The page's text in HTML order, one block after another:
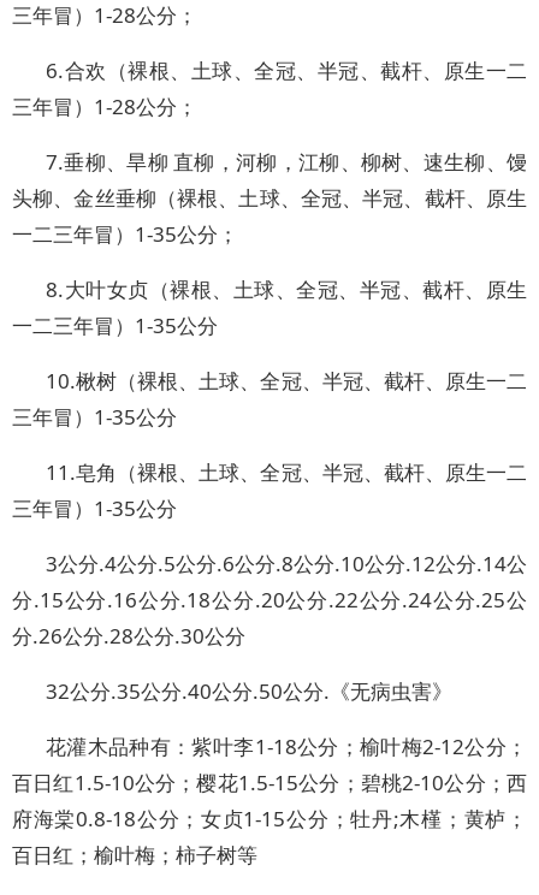
三年冒）1-28公分；
6.合欢（裸根、土球、全冠、半冠、截杆、原生一二
三年冒）1-28公分；
7.垂柳、旱柳 直柳，河柳，江柳、柳树、速生柳、馒
头柳、金丝垂柳（裸根、土球、全冠、半冠、截杆、原生
一二三年冒）1-35公分；
8.大叶女贞（裸根、土球、全冠、半冠、截杆、原生
一二三年冒）1-35公分
10.楸树（裸根、土球、全冠、半冠、截杆、原生一二
三年冒）1-35公分
11.皂角（裸根、土球、全冠、半冠、截杆、原生一二
三年冒）1-35公分
3公分.4公分.5公分.6公分.8公分.10公分.12公分.14公
分.15公分.16公分.18公分.20公分.22公分.24公分.25公
分.26公分.28公分.30公分
32公分.35公分.40公分.50公分.《无病虫害》
花灌木品种有：紫叶李1-18公分；榆叶梅2-12公分；
百日红1.5-10公分；樱花1.5-15公分；碧桃2-10公分；西
府海棠0.8-18公分；女贞1-15公分；牡丹;木槿；黄栌；
百日红；榆叶梅；柿子树等